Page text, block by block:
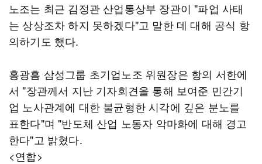
노조는 최근 김정관 산업통상부 장관이 "파업 사태
는 상상조차 하지 못하겠다"고 말한 데 대해 공식 항
의하기도 했다.
홍광흠 삼성그룹 초기업노조 위원장은 항의 서한에
서 "장관께서 지난 기자회견을 통해 보여준 민간기
업 노사관계에 대한 불균형한 시각에 깊은 분노를
표한다"며 "반도체 산업 노동자 악마화에 대해 경고
한다"고 밝혔다.
<연합>